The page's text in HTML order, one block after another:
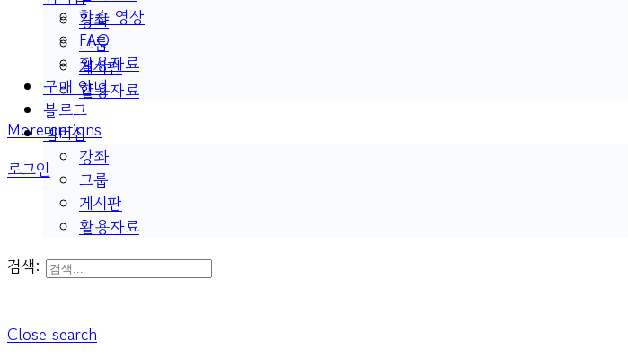
강좌
그룹
게시판
활용자료
More options
로그인
학습 영상
FAQ
활용자료
구매 안내
블로그
멤버십
강좌
그룹
게시판
활용자료
검색:
Close search